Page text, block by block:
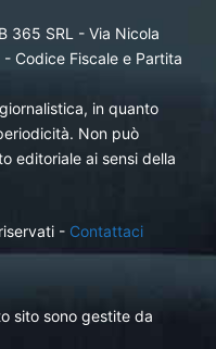
365 SRL - Via Nicola
Codice Fiscale e Partita
in quanto
Non può
editoriale ai sensi della
- Contattaci
sito sono gestite da